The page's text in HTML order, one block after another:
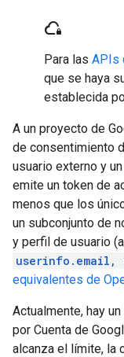
cloud_lock
Para las APIs
que se haya
establecida
A un proyecto de
de consentimiento
usuario externo y
emite un token de
menos que los
un subconjunto de
y perfil de usuario
equivalentes de
Actualmente, hay
por Cuenta de
alcanza el límite, la